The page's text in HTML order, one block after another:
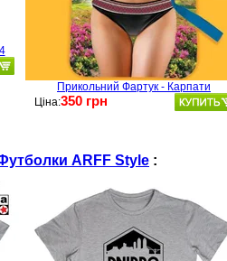
Прикольний Фартук - Карпати
Ціна:350 грн
ARFF Style :